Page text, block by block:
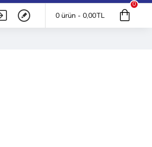
0 ürün - 0,00TL
0